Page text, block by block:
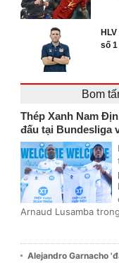
số 1
Bom
Thép Xanh Nam
đấu tại Bundesliga
Arnaud Lusamba
Alejandro Garnacho